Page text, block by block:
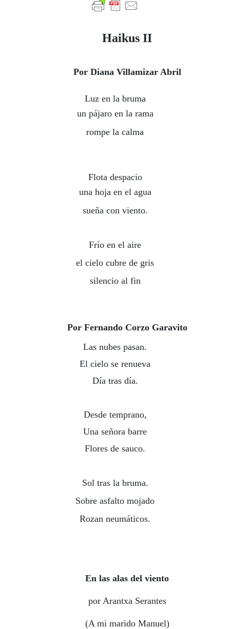
Haikus II
Por Diana Villamizar Abril
Luz en la bruma
un pájaro en la rama
rompe la calma
Flota despacio
una hoja en el agua
sueña con viento.
Frío en el aire
el cielo cubre de gris
silencio al fin
Por Fernando Corzo Garavito
Las nubes pasan.
El cielo se renueva
Día tras día.
Desde temprano,
Una señora barre
Flores de sauco.
Sol tras la bruma.
Sobre asfalto mojado
Rozan neumáticos.
En las alas del viento
por Arantxa Serantes
(A mi marido Manuel)